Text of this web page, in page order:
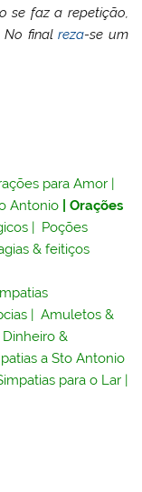
se faz a repetição,
No finalreza-se um
para Amor |
Antonio |Orações
| Poções
& feitiços
|Amuletos &
&
a Sto Antonio
para o Lar |